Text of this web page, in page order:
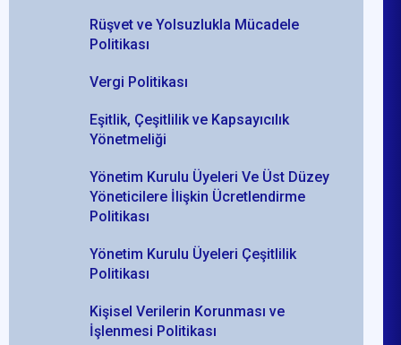
Rüşvet ve Yolsuzlukla Mücadele
Politikası
Vergi Politikası
Eşitlik, Çeşitlilik ve Kapsayıcılık
Yönetmeliği
Yönetim Kurulu Üyeleri Ve Üst Düzey
Yöneticilere İlişkin Ücretlendirme
Politikası
Yönetim Kurulu Üyeleri Çeşitlilik
Politikası
Kişisel Verilerin Korunması ve
İşlenmesi Politikası